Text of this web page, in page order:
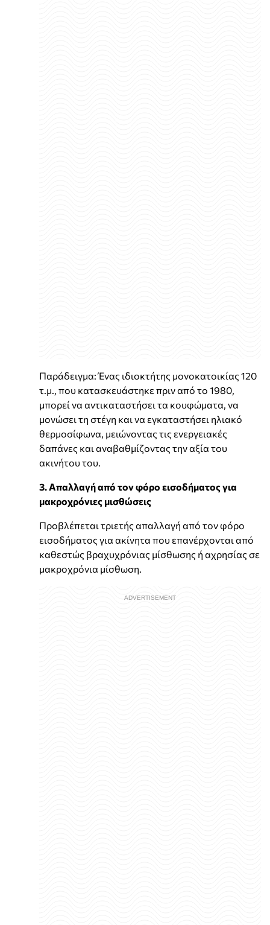
Παράδειγμα: Ένας ιδιοκτήτης μονοκατοικίας 120
τ.μ., που κατασκευάστηκε πριν από το 1980,
μπορεί να αντικαταστήσει τα κουφώματα, να
μονώσει τη στέγη και να εγκαταστήσει ηλιακό
θερμοσίφωνα, μειώνοντας τις ενεργειακές
δαπάνες και αναβαθμίζοντας την αξία του
ακινήτου του.
3. Απαλλαγή από τον φόρο εισοδήματος για
μακροχρόνιες μισθώσεις
Προβλέπεται τριετής απαλλαγή από τον φόρο
εισοδήματος για ακίνητα που επανέρχονται από
καθεστώς βραχυχρόνιας μίσθωσης ή αχρησίας σε
μακροχρόνια μίσθωση.